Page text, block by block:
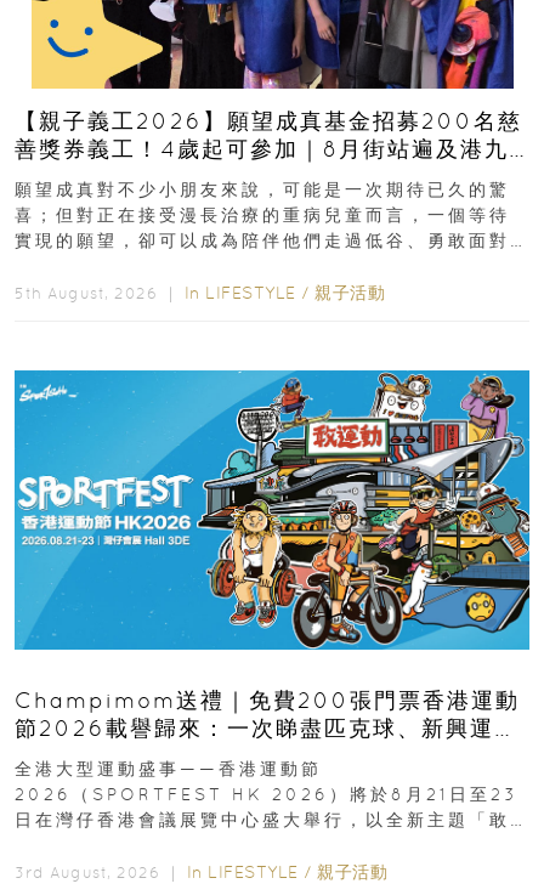
【親子義工2026】願望成真基金招募200名慈
善獎券義工！4歲起可參加｜8月街站遍及港九
新界
願望成真對不少小朋友來說，可能是一次期待已久的驚
喜；但對正在接受漫長治療的重病兒童而言，一個等待
實現的願望，卻可以成為陪伴他們走過低谷、勇敢面對
5th August, 2026 ｜ In LIFESTYLE / 親子活動
Champimom送禮｜免費200張門票香港運動
節2026載譽歸來：一次睇盡匹克球、新興運
動、街舞比賽＋逾百運動品牌展覽
全港大型運動盛事——香港運動節
2026（SPORTFEST HK 2026）將於8月21日至23
日在灣仔香港會議展覽中心盛大舉行，以全新主題「敢
3rd August, 2026 ｜ In LIFESTYLE / 親子活動